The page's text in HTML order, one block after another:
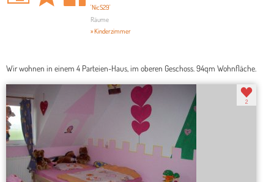
'NicS29'
Räume
» Kinderzimmer
Wir wohnen in einem 4 Parteien-Haus, im oberen Geschoss. 94qm Wohnfläche.
2